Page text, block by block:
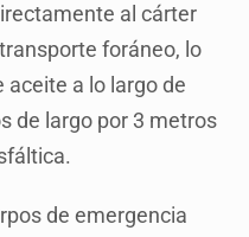
al cárter
foráneo, lo
aceite a lo largo de
de largo por 3 metros
de emergencia